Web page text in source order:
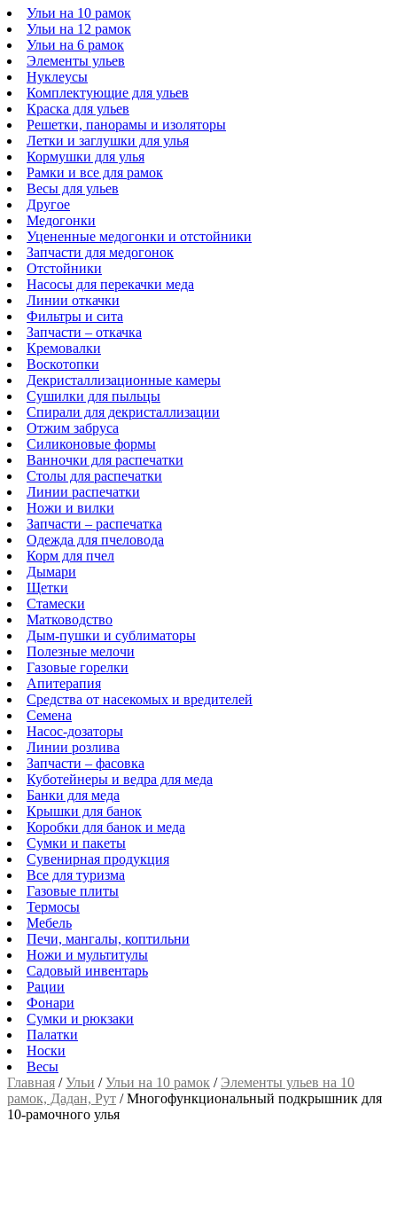
Ульи на 10 рамок
Ульи на 12 рамок
Ульи на 6 рамок
Элементы ульев
Нуклеусы
Комплектующие для ульев
Краска для ульев
Решетки, панорамы и изоляторы
Летки и заглушки для улья
Кормушки для улья
Рамки и все для рамок
Весы для ульев
Другое
Медогонки
Уцененные медогонки и отстойники
Запчасти для медогонок
Отстойники
Насосы для перекачки меда
Линии откачки
Фильтры и сита
Запчасти – откачка
Кремовалки
Воскотопки
Декристаллизационные камеры
Сушилки для пыльцы
Спирали для декристаллизации
Отжим забруса
Силиконовые формы
Ванночки для распечатки
Столы для распечатки
Линии распечатки
Ножи и вилки
Запчасти – распечатка
Одежда для пчеловода
Корм для пчел
Дымари
Щетки
Стамески
Матководство
Дым-пушки и сублиматоры
Полезные мелочи
Газовые горелки
Апитерапия
Средства от насекомых и вредителей
Семена
Насос-дозаторы
Линии розлива
Запчасти – фасовка
Куботейнеры и ведра для меда
Банки для меда
Крышки для банок
Коробки для банок и меда
Сумки и пакеты
Сувенирная продукция
Все для туризма
Газовые плиты
Термосы
Мебель
Печи, мангалы, коптильни
Ножи и мультитулы
Садовый инвентарь
Рации
Фонари
Сумки и рюкзаки
Палатки
Носки
Весы
Главная /Ульи /Ульи на 10 рамок / Элементы ульев на 10
рамок, Дадан, Рут /Многофункциональный подкрышник для
10-рамочного улья